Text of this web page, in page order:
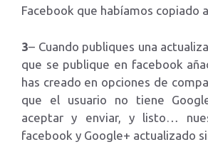
Facebook que habíamos copiado
3– Cuando publiques una
que se publique en facebook
has creado en opciones de
que el usuario no tiene
aceptar y enviar, y listo…
facebook y Google+ actualizado